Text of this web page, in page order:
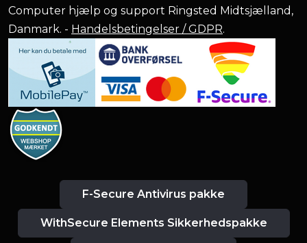
Computer hjælp og support Ringsted Midtsjælland,
Danmark. - Handelsbetingelser / GDPR.
F-Secure Antivirus pakke
WithSecure Elements Sikkerhedspakke